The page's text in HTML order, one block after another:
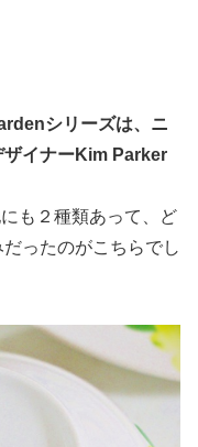
シリーズは、ニ
ザイナーKim Parker
も２種類あって、ど
ったのがこちらでし